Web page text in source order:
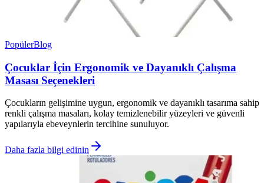
PopülerBlog
Çocuklar İçin Ergonomik ve Dayanıklı Çalışma
Masası Seçenekleri
Çocukların gelişimine uygun, ergonomik ve dayanıklı tasarıma sahip
renkli çalışma masaları, kolay temizlenebilir yüzeyleri ve güvenli
yapılarıyla ebeveynlerin tercihine sunuluyor.
Daha fazla bilgi edinin